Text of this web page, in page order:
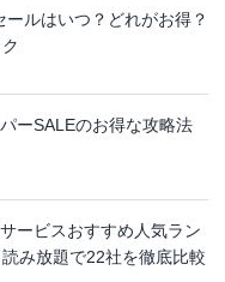
ールはいつ？どれがお得？
ーSALEのお得な攻略法
ービスおすすめ人気ラン
み放題で22社を徹底比較